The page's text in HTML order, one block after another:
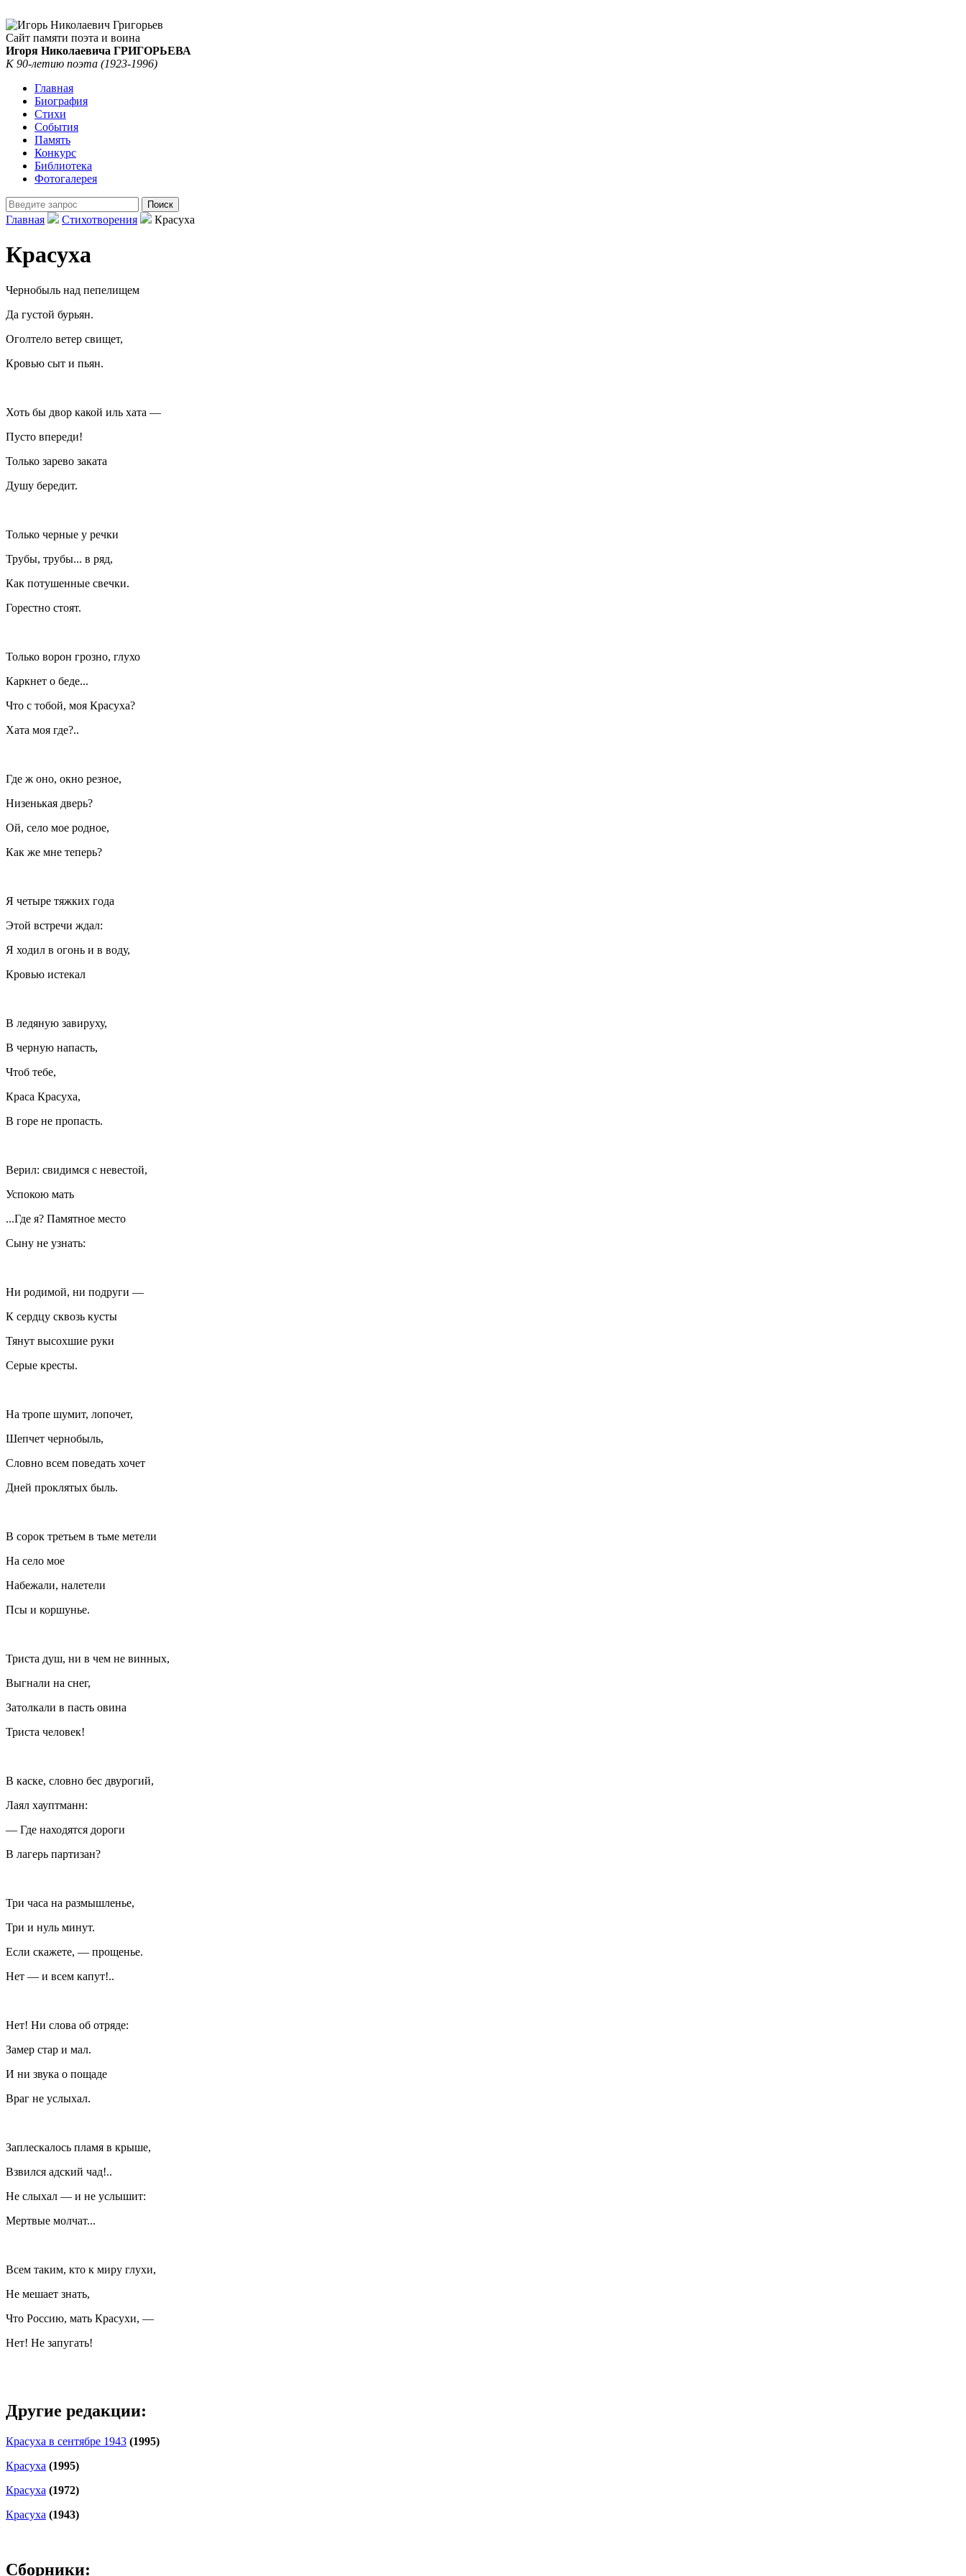
Сайт памяти поэта и воина
Игоря Николаевича ГРИГОРЬЕВА
К 90-летию поэта (1923-1996)
Главная
Биография
Стихи
События
Память
Конкурс
Библиотека
Фотогалерея
Главная Стихотворения Красуха
Красуха
Чернобыль над пепелищем
Да густой бурьян.
Оголтело ветер свищет,
Кровью сыт и пьян.
Хоть бы двор какой иль хата —
Пусто впереди!
Только зарево заката
Душу бередит.
Только черные у речки
Трубы, трубы... в ряд,
Как потушенные свечки.
Горестно стоят.
Только ворон грозно, глухо
Каркнет о беде...
Что с тобой, моя Красуха?
Хата моя где?..
Где ж оно, окно резное,
Низенькая дверь?
Ой, село мое родное,
Как же мне теперь?
Я четыре тяжких года
Этой встречи ждал:
Я ходил в огонь и в воду,
Кровью истекал
В ледяную завируху,
В черную напасть,
Чтоб тебе,
Краса Красуха,
В горе не пропасть.
Верил: свидимся с невестой,
Успокою мать
...Где я? Памятное место
Сыну не узнать:
Ни родимой, ни подруги —
К сердцу сквозь кусты
Тянут высохшие руки
Серые кресты.
На тропе шумит, лопочет,
Шепчет чернобыль,
Словно всем поведать хочет
Дней проклятых быль.
В сорок третьем в тьме метели
На село мое
Набежали, налетели
Псы и коршунье.
Триста душ, ни в чем не винных,
Выгнали на снег,
Затолкали в пасть овина
Триста человек!
В каске, словно бес двурогий,
Лаял хауптманн:
— Где находятся дороги
В лагерь партизан?
Три часа на размышленье,
Три и нуль минут.
Если скажете, — прощенье.
Нет — и всем капут!..
Нет! Ни слова об отряде:
Замер стар и мал.
И ни звука о пощаде
Враг не услыхал.
Заплескалось пламя в крыше,
Взвился адский чад!..
Не слыхал — и не услышит:
Мертвые молчат...
Всем таким, кто к миру глухи,
Не мешает знать,
Что Россию, мать Красухи, —
Нет! Не запугать!
Другие редакции:
Красуха в сентябре 1943 (1995)
Красуха (1995)
Красуха (1972)
Красуха (1943)
Сборники: